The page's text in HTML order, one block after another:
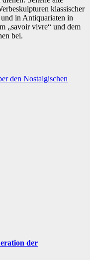
klassischer
in Antiquariaten in
„savoir vivre“ und dem
bei.
den Nostalgischen
der